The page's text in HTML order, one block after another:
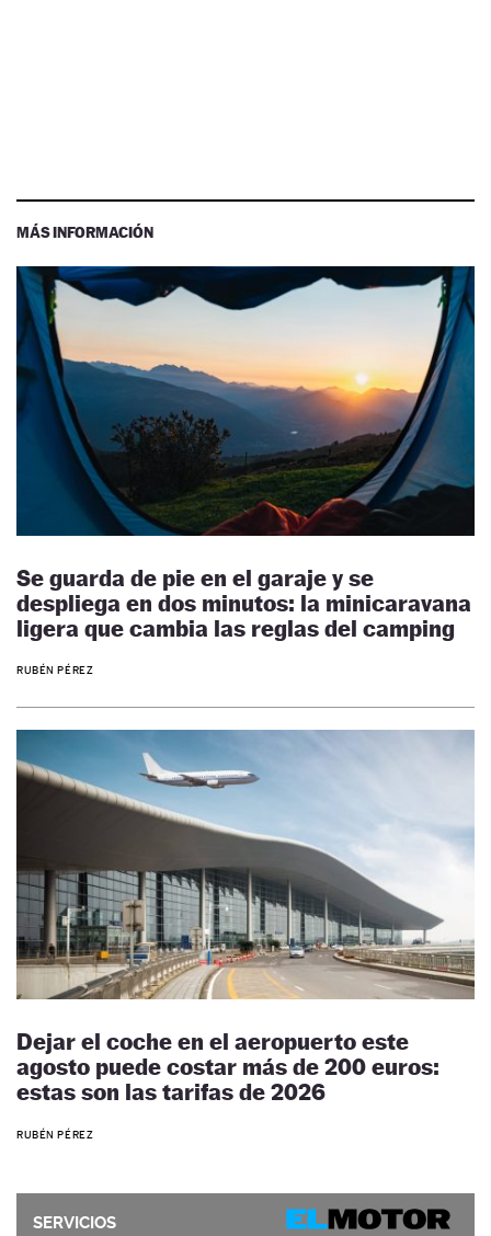
MÁS INFORMACIÓN
Se guarda de pie en el garaje y se
despliega en dos minutos: la minicaravana
ligera que cambia las reglas del camping
RUBÉN PÉREZ
Dejar el coche en el aeropuerto este
agosto puede costar más de 200 euros:
estas son las tarifas de 2026
RUBÉN PÉREZ